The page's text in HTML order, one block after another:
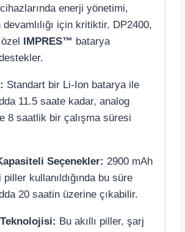
enerji yönetimi,
için kritiktir. DP2400,
özel IMPRES™ batarya
Standart bir Li-Ion batarya ile
11.5 saate kadar, analog
8 saatlik bir çalışma süresi
Seçenekler: 2900 mAh
kullanıldığında bu süre
20 saatin üzerine çıkabilir.
Bu akıllı piller, şarj